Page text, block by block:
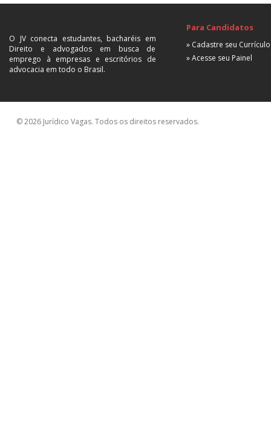
O JV conecta estudantes, bacharéis em
Direito e advogados em busca de
emprego à empresas e escritórios de
advocacia em todo o Brasil.
Para Candidatos
» Cadastre seu Currículo
» Acesse seu Painel
© 2026 Jurídico Vagas. Todos os direitos reservados.